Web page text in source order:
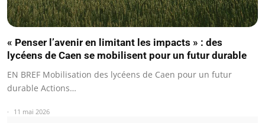
« Penser l’avenir en limitant les impacts » : des
lycéens de Caen se mobilisent pour un futur durable
EN BREF Mobilisation des lycéens de Caen pour un futur
durable Actions…
11 mai 2026